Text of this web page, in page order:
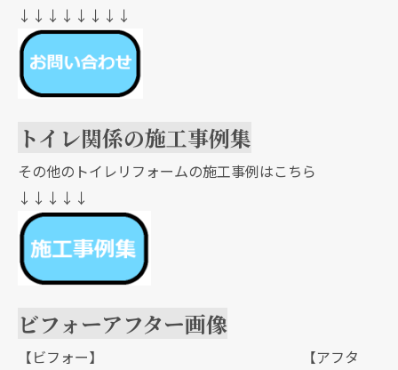
↓↓↓↓↓↓↓↓
トイレ関係の施工事例集
その他のトイレリフォームの施工事例はこちら
↓↓↓↓↓
ビフォーアフター画像
【ビフォー】 【アフタ